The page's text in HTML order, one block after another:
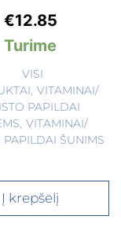
€12.85
Turime
VISI
VITAMINAI/
PAPILDAI
VITAMINAI/
PAPILDAI ŠUNIMS
Į krepšelį